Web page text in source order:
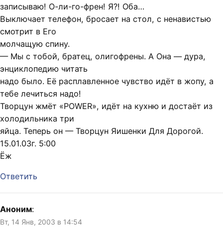
записываю! О-ли-го-френ! Я?! Оба…
Выключает телефон, бросает на стол, с ненавистью
смотрит в Его
молчащую спину.
— Мы с тобой, братец, олигофрены. А Она — дура,
энциклопедию читать
надо было. Её расплавленное чувство идёт в жопу, а
тебе лечиться надо!
Творцун жмёт «POWER», идёт на кухню и достаёт из
холодильника три
яйца. Теперь он — Творцун Яишенки Для Дорогой.
15.01.03г. 5:00
Ёж
Ответить
Аноним:
Вт, 14 Янв, 2003 в 14:54